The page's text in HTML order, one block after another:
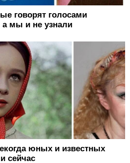
говорят голосами
а мы и не узнали
юных и известных
сейчас